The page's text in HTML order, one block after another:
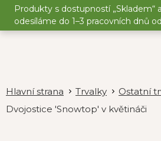
Přejít
obsah
Produkty s dostupností „Skladem“
odesíláme do 1–3 pracovních dnů
Trvalky
Ostatní
Dvojostice 'Snowtop' v květináči